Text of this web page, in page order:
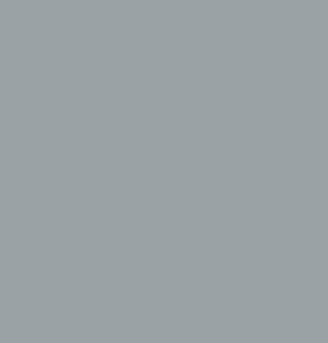
und organisatorischen
die gewährleisten, dass
Daten nicht einer
identifizierbaren natürlichen
werden.
oder für die Verarbeitung
oder für die Verarbeitung
die natürliche oder juristische